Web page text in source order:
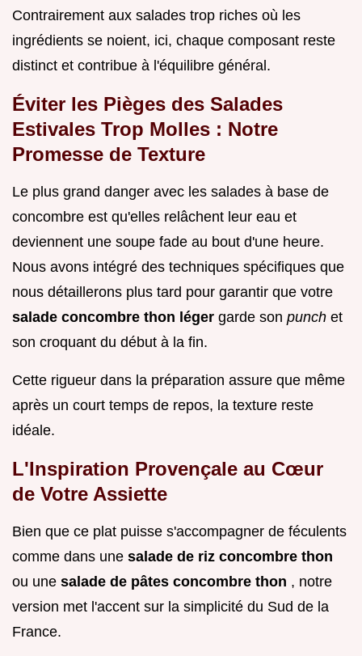
Contrairement aux salades trop riches où les
ingrédients se noient, ici, chaque composant reste
distinct et contribue à l'équilibre général.
Éviter les Pièges des Salades
Estivales Trop Molles : Notre
Promesse de Texture
Le plus grand danger avec les salades à base de
concombre est qu'elles relâchent leur eau et
deviennent une soupe fade au bout d'une heure.
Nous avons intégré des techniques spécifiques que
nous détaillerons plus tard pour garantir que votre
salade concombre thon léger garde son punch et
son croquant du début à la fin.
Cette rigueur dans la préparation assure que même
après un court temps de repos, la texture reste
idéale.
L'Inspiration Provençale au Cœur
de Votre Assiette
Bien que ce plat puisse s'accompagner de féculents
comme dans une salade de riz concombre thon
ou une salade de pâtes concombre thon , notre
version met l'accent sur la simplicité du Sud de la
France.